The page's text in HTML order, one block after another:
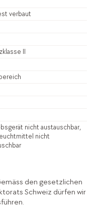
verbaut
II
nicht austauschbar,
nicht
Gemäss den gesetzlichen
Schweiz dürfen wir